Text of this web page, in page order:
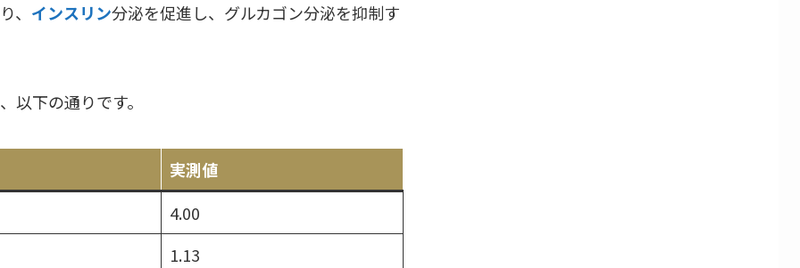
、 インスリン分泌を促進し、グルカゴン分泌を抑制す
以下の通りです。
実測値
4.00
1.13